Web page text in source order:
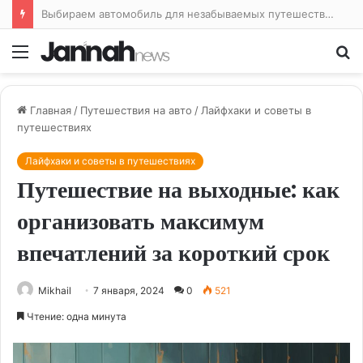
Бумер: как выделиться на дороге стилищем и мощностью
Меню
Главная / Путешествия на авто / Лайфхаки и советы в
путешествиях
Лайфхаки и советы в путешествиях
Путешествие на выходные: как
организовать максимум
впечатлений за короткий срок
Mikhail 7 января, 2024 0 521
Чтение: одна минута